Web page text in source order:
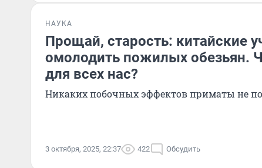
НАУКА
Прощай, старость: китайские
омолодить пожилых обезьян.
для всех нас?
Никаких побочных эффектов приматы не
3 октября, 2025, 22:37 422 Обсудить